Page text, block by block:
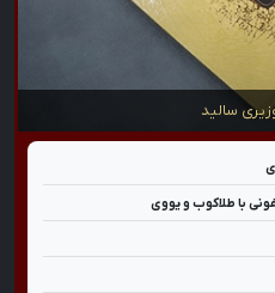
سالید
با طلاکوب و یووی